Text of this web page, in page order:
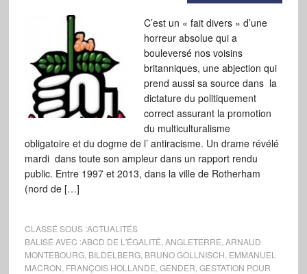
C’est un « fait divers » d’une
horreur absolue qui a
bouleversé nos voisins
britanniques, une abjection qui
prend aussi sa source dans la
dictature du politiquement
correct assurant la promotion
du multiculturalisme
obligatoire et du dogme de l’ antiracisme. Un drame révélé
mardi dans toute son ampleur dans un rapport rendu
public. Entre 1997 et 2013, dans la ville de Rotherham
(nord de […]
CLASSÉ SOUS :ACTUALITÉS
BALISÉ AVEC :ABCD DE L'ÉGALITÉ ANGLETERRE ARNAUD
MONTEBOURG, BILDELBERG, BRUNO GOLLNISCH EMMANUEL
MACRON FRANÇOIS HOLLANDE GENDER GESTATION POUR